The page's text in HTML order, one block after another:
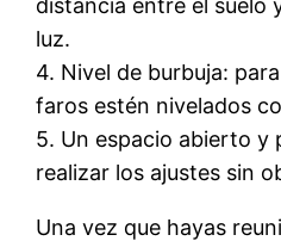
distancia entre el suelo
luz.
4. Nivel de burbuja:
faros estén nivelados
5. Un espacio abierto y
realizar los ajustes sin
Una vez que hayas